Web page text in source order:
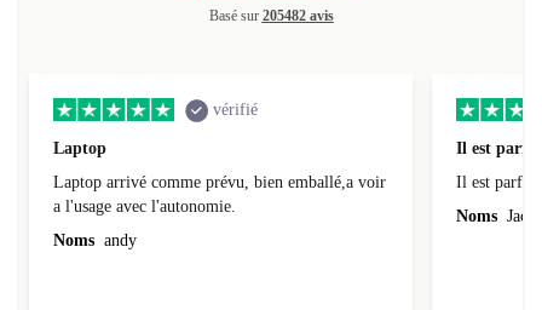
Basé sur 205482 avis
vérifié
Laptop
Laptop arrivé comme prévu, bien emballé,a voir
a l'usage avec l'autonomie.
Noms andy
Il est
Il est parfait
Noms